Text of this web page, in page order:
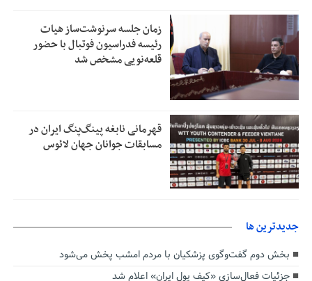
زمان جلسه سرنوشت‌ساز هیات
رئیسه فدراسیون فوتبال با حضور
قلعه‌نویی مشخص شد
قهرمانی نابغه پینگ‌پنگ ایران در
مسابقات جوانان جهان لائوس
جديدترين ها
بخش دوم گفت‌وگوی پزشکیان با مردم امشب پخش می‌شود
جزئیات فعال‌سازی «کیف پول ایران» اعلام شد